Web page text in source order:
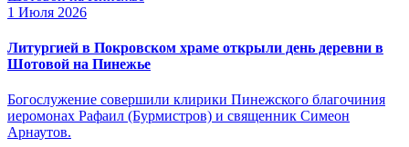
1 Июля 2026
Литургией в Покровском храме открыли день деревни в
Шотовой на Пинежье
Богослужение совершили клирики Пинежского благочиния
иеромонах Рафаил (Бурмистров) и священник Симеон
Арнаутов.